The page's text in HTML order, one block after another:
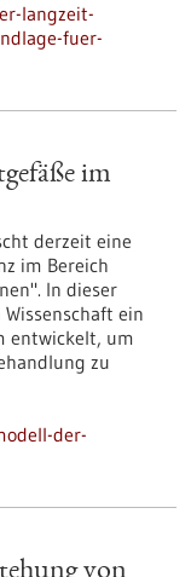
langzeit-
fuer-
im
derzeit eine
im Bereich
In dieser
ein
entwickelt, um
zu
der-